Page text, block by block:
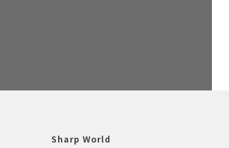
Sharp World